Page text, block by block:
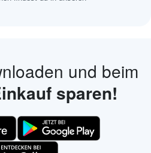
und beim
sparen!